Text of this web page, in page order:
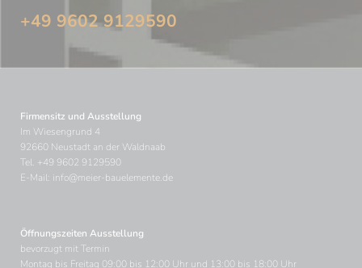
+49 9602 9129590
Firmensitz und Ausstellung
Im Wiesengrund 4
92660 Neustadt an der Waldnaab
Tel. +49 9602 9129590
E-Mail: info@meier-bauelemente.de
Öffnungszeiten Ausstellung
bevorzugt mit Termin
Montag bis Freitag 09:00 bis 12:00 Uhr und 13:00 bis 18:00 Uhr